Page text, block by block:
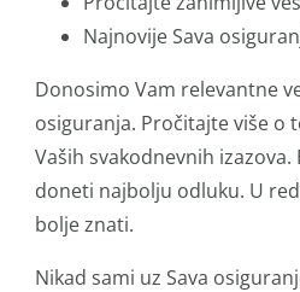
Najnovije Sava
Donosimo Vam relevantne
osiguranja. Pročitajte više o
Vaših svakodnevnih
doneti najbolju odluku. U
bolje znati.
Nikad sami uz Sava